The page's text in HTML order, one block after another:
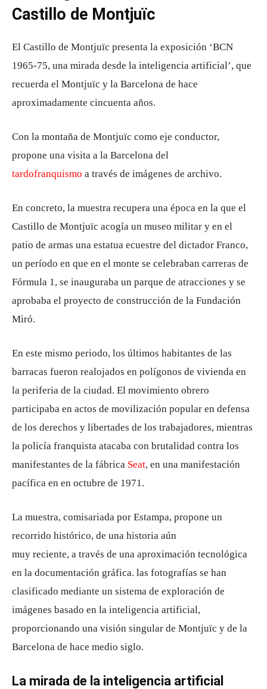
Castillo de Montjuïc
El Castillo de Montjuïc presenta la exposición ‘BCN
1965-75, una mirada desde la inteligencia artificial’, que
recuerda el Montjuïc y la Barcelona de hace
aproximadamente cincuenta años.
Con la montaña de Montjuïc como eje conductor,
propone una visita a la Barcelona del
tardofranquismo a través de imágenes de archivo.
En concreto, la muestra recupera una época en la que el
Castillo de Montjuïc acogía un museo militar y en el
patio de armas una estatua ecuestre del dictador Franco,
un período en que en el monte se celebraban carreras de
Fórmula 1, se inauguraba un parque de atracciones y se
aprobaba el proyecto de construcción de la Fundación
Miró.
En este mismo periodo, los últimos habitantes de las
barracas fueron realojados en polígonos de vivienda en
la periferia de la ciudad. El movimiento obrero
participaba en actos de movilización popular en defensa
de los derechos y libertades de los trabajadores, mientras
la policía franquista atacaba con brutalidad contra los
manifestantes de la fábrica Seat, en una manifestación
pacífica en en octubre de 1971.
La muestra, comisariada por Estampa, propone un
recorrido histórico, de una historia aún
muy reciente, a través de una aproximación tecnológica
en la documentación gráfica. las fotografías se han
clasificado mediante un sistema de exploración de
imágenes basado en la inteligencia artificial,
proporcionando una visión singular de Montjuïc y de la
Barcelona de hace medio siglo.
La mirada de la inteligencia artificial